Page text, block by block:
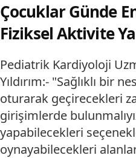
Çocuklar Günde
Fiziksel Aktivite
Pediatrik Kardiyoloji
Yıldırım:- "Sağlıklı bir
oturarak geçirecekleri
girişimlerde
yapabilecekleri
oynayabilecekleri